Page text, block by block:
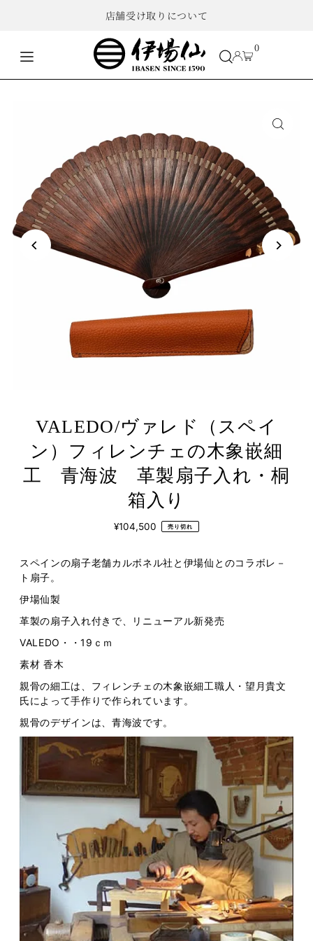
店舗受け取りについて
0
VALEDO/ヴァレド（スペイ
ン）フィレンチェの木象嵌細
工 青海波 革製扇子入れ・桐
箱入り
¥104,500 売り切れ
スペインの扇子老舗カルボネル社と伊場仙とのコラボレ－
ト扇子。
伊場仙製
革製の扇子入れ付きで、リニューアル新発売
VALEDO・・19ｃｍ
素材 香木
親骨の細工は、フィレンチェの木象嵌細工職人・望月貴文
氏によって手作りで作られています。
親骨のデザインは、青海波です。